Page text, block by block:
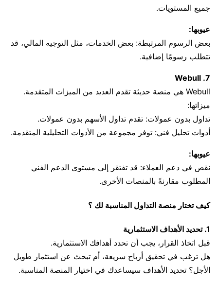
جميع المستويات.
عيوبها:
بعض الرسوم المرتبطة: بعض الخدمات، مثل التوجيه المالي، قد
تتطلب رسومًا إضافية.
7. Webull
Webull هي منصة حديثة تقدم العديد من الميزات المتقدمة.
ميزاتها:
تداول بدون عمولات: تقدم تداول الأسهم بدون عمولات.
أدوات تحليل فني: توفر مجموعة من الأدوات التحليلية المتقدمة.
عيوبها:
نقص في دعم العملاء: قد تفتقر إلى مستوى الدعم الفني
المطلوب مقارنةً بالمنصات الأخرى.
كيف تختار منصة التداول المناسبة لك ؟
1. تحديد الأهداف الاستثمارية
قبل اتخاذ القرار، يجب أن تحدد أهدافك الاستثمارية.
هل ترغب في تحقيق أرباح سريعة، أم تبحث عن استثمار طويل
الأجل؟ تحديد الأهداف سيساعدك في اختيار المنصة المناسبة.